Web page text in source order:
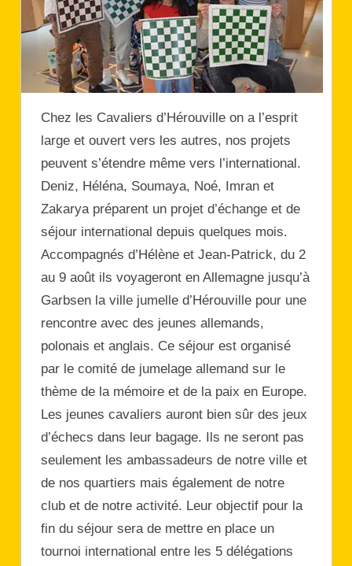
Chez les Cavaliers d’Hérouville on a l’esprit
large et ouvert vers les autres, nos projets
peuvent s’étendre même vers l’international.
Deniz, Héléna, Soumaya, Noé, Imran et
Zakarya préparent un projet d’échange et de
séjour international depuis quelques mois.
Accompagnés d’Hélène et Jean-Patrick, du 2
au 9 août ils voyageront en Allemagne jusqu’à
Garbsen la ville jumelle d’Hérouville pour une
rencontre avec des jeunes allemands,
polonais et anglais. Ce séjour est organisé
par le comité de jumelage allemand sur le
thème de la mémoire et de la paix en Europe.
Les jeunes cavaliers auront bien sûr des jeux
d’échecs dans leur bagage. Ils ne seront pas
seulement les ambassadeurs de notre ville et
de nos quartiers mais également de notre
club et de notre activité. Leur objectif pour la
fin du séjour sera de mettre en place un
tournoi international entre les 5 délégations